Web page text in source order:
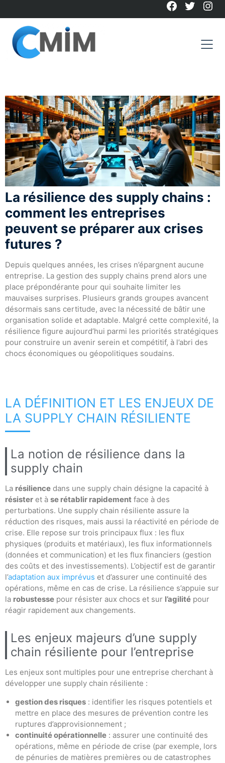
to
content
Facebook
Twitter
La résilience des supply chains :
comment les entreprises
peuvent se préparer aux crises
futures ?
Depuis quelques années, les crises n’épargnent aucune
entreprise. La gestion des supply chains prend alors une
place prépondérante pour qui souhaite limiter les
mauvaises surprises. Plusieurs grands groupes avancent
désormais sans certitude, avec la nécessité de bâtir une
organisation solide et adaptable. Malgré cette complexité, la
résilience figure aujourd’hui parmi les priorités stratégiques
pour construire un avenir serein et compétitif, à l’abri des
chocs économiques ou géopolitiques soudains.
LA DÉFINITION ET LES ENJEUX DE
LA SUPPLY CHAIN RÉSILIENTE
La notion de résilience dans la
supply chain
La résilience dans une supply chain désigne la capacité à
résister et à se rétablir rapidement face à des
perturbations. Une supply chain résiliente assure la
réduction des risques, mais aussi la réactivité en période de
crise. Elle repose sur trois principaux flux : les flux
physiques (produits et matériaux), les flux informationnels
(données et communication) et les flux financiers (gestion
des coûts et des investissements). L’objectif est de garantir
l’adaptation aux imprévus et d’assurer une continuité des
opérations, même en cas de crise. La résilience s’appuie sur
la robustesse pour résister aux chocs et sur l’agilité pour
réagir rapidement aux changements.
Les enjeux majeurs d’une supply
chain résiliente pour l’entreprise
Les enjeux sont multiples pour une entreprise cherchant à
développer une supply chain résiliente :
gestion des risques : identifier les risques potentiels et
mettre en place des mesures de prévention contre les
ruptures d’approvisionnement ;
continuité opérationnelle : assurer une continuité des
opérations, même en période de crise (par exemple, lors
de pénuries de matières premières ou de catastrophes